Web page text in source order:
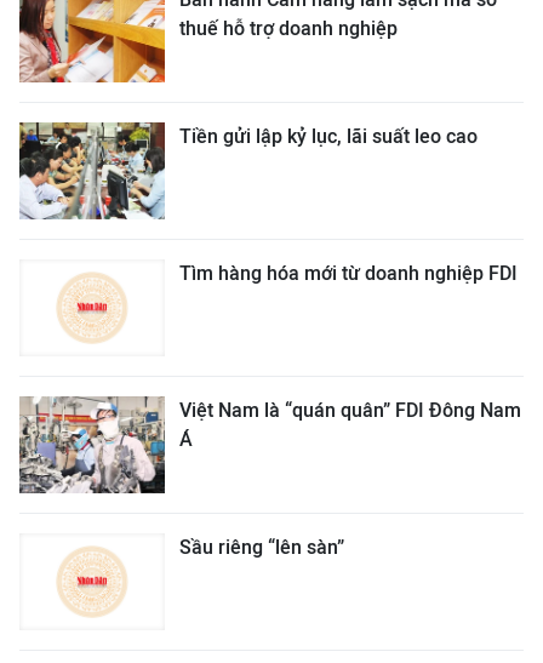
thuế hỗ trợ doanh nghiệp
Tiền gửi lập kỷ lục, lãi suất leo cao
Tìm hàng hóa mới từ doanh nghiệp FDI
Việt Nam là “quán quân” FDI Đông Nam
Á
Sầu riêng “lên sàn”